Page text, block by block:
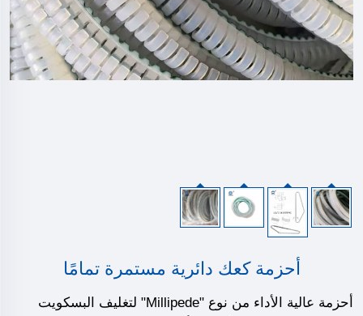
أحزمة كعك دائرية مستمرة تمامًا
أحزمة عالية الأداء من نوع "Millipede" لتغليف البسكويت